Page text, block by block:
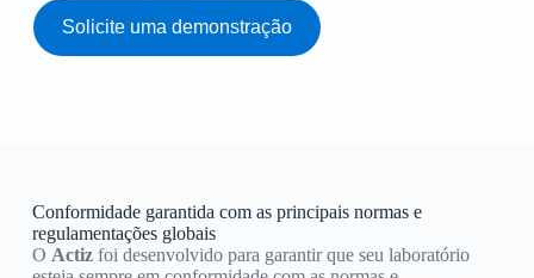
Solicite uma demonstração
Conformidade garantida com as principais normas e
regulamentações globais
O Actizfoi desenvolvido para garantir que seu laboratório